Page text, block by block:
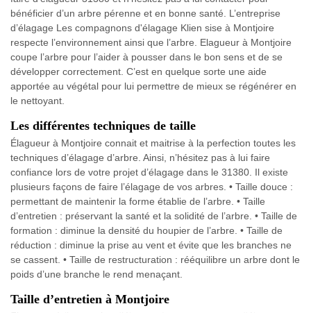
bénéficier d’un arbre pérenne et en bonne santé. L’entreprise
d’élagage Les compagnons d'élagage Klien sise à Montjoire
respecte l’environnement ainsi que l’arbre. Elagueur à Montjoire
coupe l’arbre pour l’aider à pousser dans le bon sens et de se
développer correctement. C’est en quelque sorte une aide
apportée au végétal pour lui permettre de mieux se régénérer en
le nettoyant.
Les différentes techniques de taille
Élagueur à Montjoire connait et maitrise à la perfection toutes les
techniques d’élagage d’arbre. Ainsi, n’hésitez pas à lui faire
confiance lors de votre projet d’élagage dans le 31380. Il existe
plusieurs façons de faire l’élagage de vos arbres. • Taille douce :
permettant de maintenir la forme établie de l’arbre. • Taille
d’entretien : préservant la santé et la solidité de l’arbre. • Taille de
formation : diminue la densité du houpier de l’arbre. • Taille de
réduction : diminue la prise au vent et évite que les branches ne
se cassent. • Taille de restructuration : rééquilibre un arbre dont le
poids d’une branche le rend menaçant.
Taille d’entretien à Montjoire